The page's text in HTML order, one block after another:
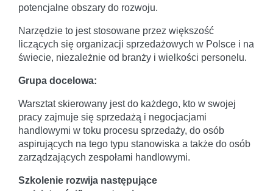
potencjalne obszary do rozwoju.
Narzędzie to jest stosowane przez większość
liczących się organizacji sprzedażowych w Polsce i na
świecie, niezależnie od branży i wielkości personelu.
Grupa docelowa:
Warsztat skierowany jest do każdego, kto w swojej
pracy zajmuje się sprzedażą i negocjacjami
handlowymi w toku procesu sprzedaży, do osób
aspirujących na tego typu stanowiska a także do osób
zarządzających zespołami handlowymi.
Szkolenie rozwija następujące